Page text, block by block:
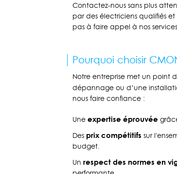
Contactez-nous sans plus
par des électriciens qualifiés
pas à faire appel à nos
Pourquoi choisir
Notre entreprise met un point
dépannage ou d’une
nous faire confiance :
Une expertise éprouvée
Des prix compétitifs sur
budget.
Un respect des normes en